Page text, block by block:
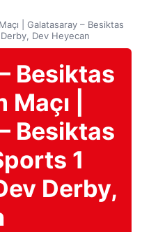
| Galatasaray – Besiktas
Dev Heyecan
Besiktas
|
Besiktas
1
Derby,